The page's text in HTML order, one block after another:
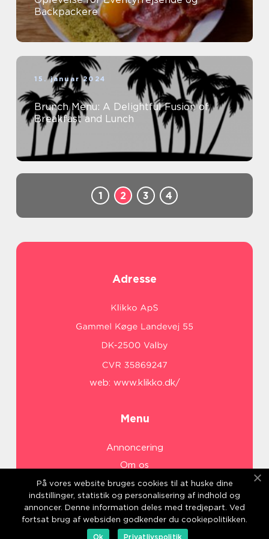
Backpackere
15. januar 2024
Brunch Menu: A Delightful Fusion of
Breakfast and Lunch
1 2 3 4
Adresse
web: www.klikko.dk/
Menu
Annoncering
Om os
Cookies
Kontakt os
Sitemap
På vores website bruges cookies til at huske dine
indstillinger, statistik og personalisering af indhold og
annoncer. Denne information deles med tredjepart. Ved
fortsat brug af websiden godkender du cookiepolitikken.
Ok
Privatlivspolitik